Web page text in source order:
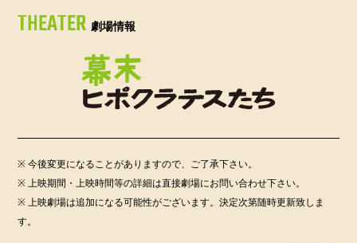
THEATER 劇場情報
※ 今後変更になることがありますので、ご了承下さい。
※ 上映期間・上映時間等の詳細は直接劇場にお問い合わせ下さい。
※ 上映劇場は追加になる可能性がございます。決定次第随時更新致しま
す。